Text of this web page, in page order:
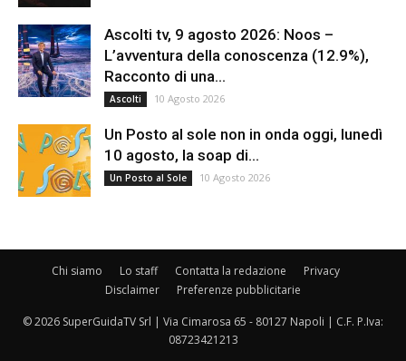
Ascolti tv, 9 agosto 2026: Noos –
L’avventura della conoscenza (12.9%),
Racconto di una...
Ascolti 10 Agosto 2026
Un Posto al sole non in onda oggi, lunedì
10 agosto, la soap di...
Un Posto al Sole 10 Agosto 2026
Chi siamo Lo staff Contatta la redazione
Privacy
Disclaimer
Preferenze pubblicitarie
© 2026 SuperGuidaTV Srl | Via Cimarosa 65 - 80127 Napoli | C.F. P.Iva:
08723421213